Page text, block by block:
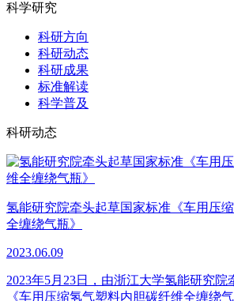
科学研究
科研方向
科研动态
科研成果
标准解读
科学普及
科研动态
氢能研究院牵头起草国家标准《车用压
全缠绕气瓶》
2023.06.09
2023年5月23日，由浙江大学氢能研究
《车用压缩氢气塑料内胆碳纤维全缠绕